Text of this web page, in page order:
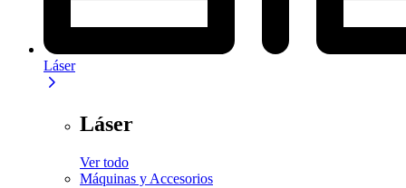
Láser
Láser
Ver todo
Máquinas y Accesorios